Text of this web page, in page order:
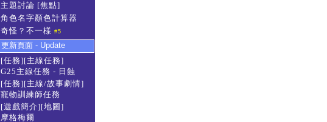
主題討論 [焦點]
角色名字顏色計算器
奇怪？不一樣 #5
更新頁面 - Update
[任務][主線任務]
G25主線任務 - 日蝕
[任務][主線/故事劇情]
寵物訓練師任務
[遊戲簡介][地圖]
摩格梅爾